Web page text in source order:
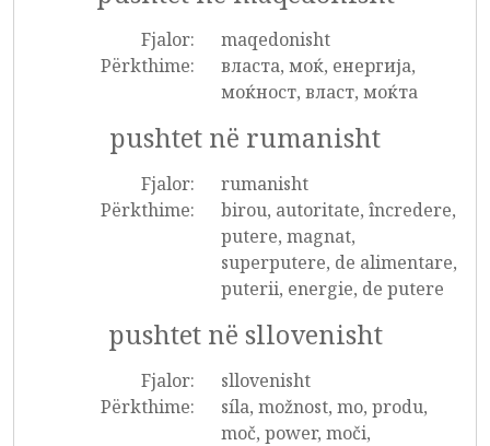
Fjalor:
maqedonisht
Përkthime:
власта, моќ, енергија,
моќност, власт, моќта
pushtet në rumanisht
Fjalor:
rumanisht
Përkthime:
birou, autoritate, încredere,
putere, magnat,
superputere, de alimentare,
puterii, energie, de putere
pushtet në sllovenisht
Fjalor:
sllovenisht
Përkthime:
síla, možnost, mo, produ,
moč, power, moči,